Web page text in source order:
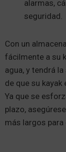
alarmas,
seguridad.
Con un
fácilmente a su
agua, y tendrá
de que su
Ya que se
plazo,
más largos